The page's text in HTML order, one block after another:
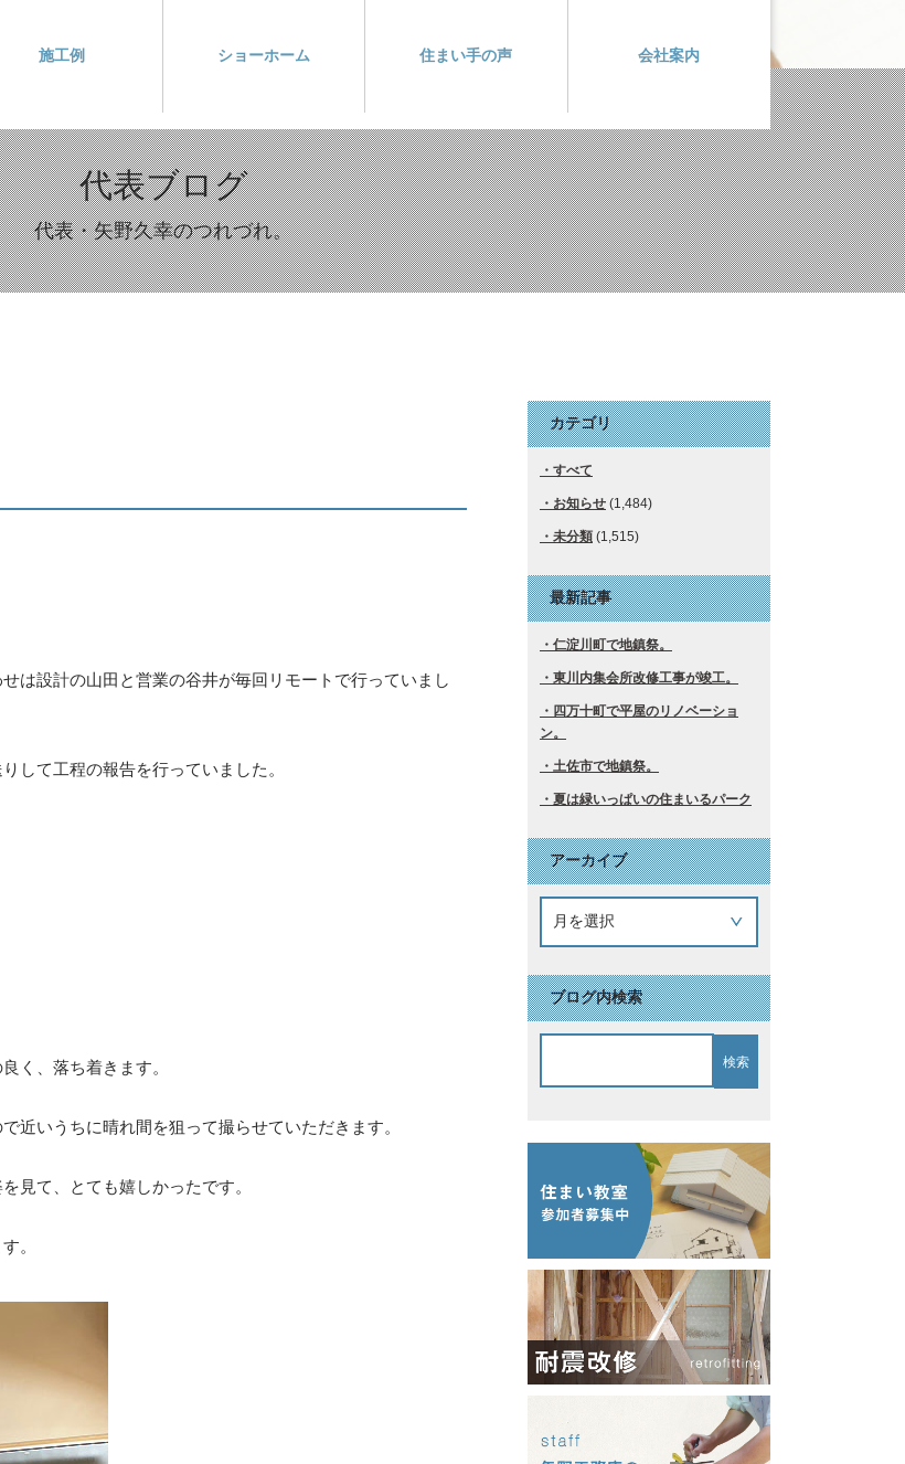
施工例 ショーホーム 住まい手の声 会社案内
代表ブログ
代表・矢野久幸のつれづれ。
は設計の山田と営業の谷井が毎回リモートで行っていまし
して工程の報告を行っていました。
く、落ち着きます。
近いうちに晴れ間を狙って撮らせていただきます。
見て、とても嬉しかったです。
。
カテゴリ
すべて
お知らせ (1,484)
未分類 (1,515)
最新記事
仁淀川町で地鎮祭。
東川内集会所改修工事が竣工。
四万十町で平屋のリノベーショ
ン。
土佐市で地鎮祭。
夏は緑いっぱいの住まいるパーク
アーカイブ
ブログ内検索